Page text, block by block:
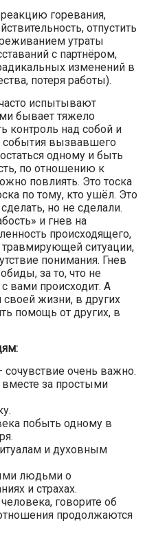
горевания,
отпустить
утраты
с партнёром,
изменений в
потеря работы).
испытывают
бывает тяжело
контроль над собой и
события вызвавшего
одному и быть
по отношению к
повлиять. Это тоска
по тому, кто ушёл. Это
но не сделали.
и гнев на
происходящего,
травмирующей ситуации,
понимания. Гнев
за то, что не
вами происходит. А
своей жизни, в других
помощь от других, в
очень важно.
за простыми
побыть одному в
и духовным
людьми о
и страхах.
говорите об
продолжаются